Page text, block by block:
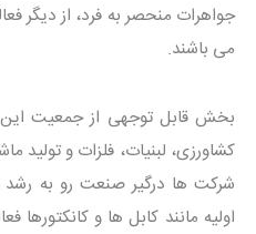
جواهرات منحصر به فرد، از دیگر
می باشند.
بخش قابل توجهی از جمعیت این
کشاورزی، لبنیات، فلزات و تولید
شرکت ها درگیر صنعت رو به
اولیه مانند کابل ها و